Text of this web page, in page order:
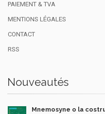
PAIEMENT & TVA
MENTIONS LÉGALES
CONTACT
RSS
Nouveautés
Mnemosyne o la